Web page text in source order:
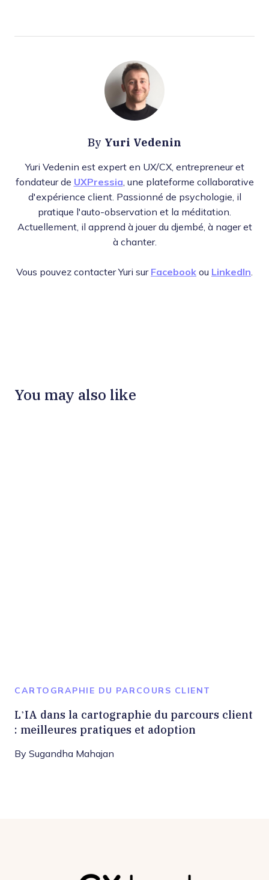
By Yuri Vedenin
Yuri Vedenin est expert en UX/CX, entrepreneur et
fondateur de UXPressia , une plateforme collaborative
d'expérience client. Passionné de psychologie, il
pratique l'auto-observation et la méditation.
Actuellement, il apprend à jouer du djembé, à nager et
à chanter.
Vous pouvez contacter Yuri sur Facebook ou LinkedIn
You may also like
CARTOGRAPHIE DU PARCOURS CLIENT
L’IA dans la cartographie du parcours client
: meilleures pratiques et adoption
By Sugandha Mahajan